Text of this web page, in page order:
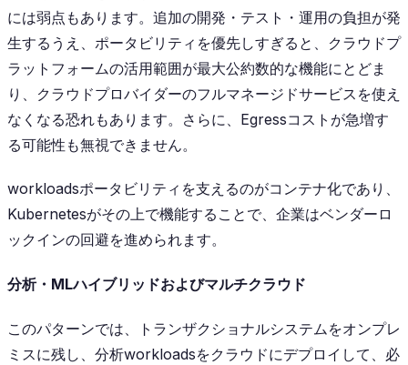
には弱点もあります。追加の開発・テスト・運用の負担が発
生するうえ、ポータビリティを優先しすぎると、クラウドプ
ラットフォームの活用範囲が最大公約数的な機能にとどま
り、クラウドプロバイダーのフルマネージドサービスを使え
なくなる恐れもあります。さらに、Egressコストが急増す
る可能性も無視できません。
workloadsポータビリティを支えるのがコンテナ化であり、
Kubernetesがその上で機能することで、企業はベンダーロ
ックインの回避を進められます。
分析・MLハイブリッドおよびマルチクラウド
このパターンでは、トランザクショナルシステムをオンプレ
ミスに残し、分析workloadsをクラウドにデプロイして、必